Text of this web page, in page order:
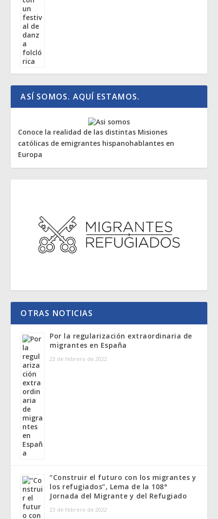
ASÍ SOMOS. AQUÍ ESTAMOS.
Conoce la realidad de las distintas Misiones
católicas de emigrantes hispanohablantes en
Europa
OTRAS NOTICIAS
Por la regularización extraordinaria de
migrantes en España
23 de febrero de 2022
“Construir el futuro con los migrantes y
los refugiados”, Lema de la 108°
Jornada del Migrante y del Refugiado
23 de febrero de 2022